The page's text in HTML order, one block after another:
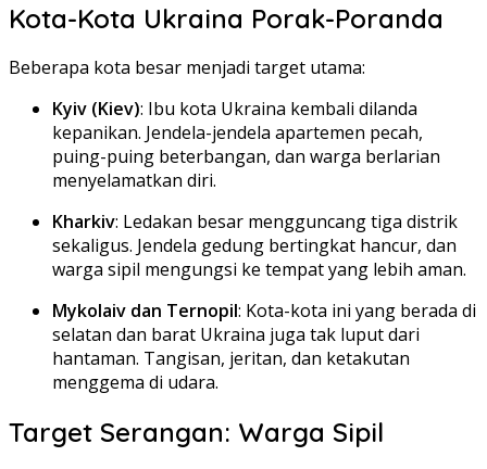
Kota-Kota Ukraina Porak-Poranda
Beberapa kota besar menjadi target utama:
Kyiv (Kiev): Ibu kota Ukraina kembali dilanda
kepanikan. Jendela-jendela apartemen pecah,
puing-puing beterbangan, dan warga berlarian
menyelamatkan diri.
Kharkiv: Ledakan besar mengguncang tiga distrik
sekaligus. Jendela gedung bertingkat hancur, dan
warga sipil mengungsi ke tempat yang lebih aman.
Mykolaiv dan Ternopil: Kota-kota ini yang berada di
selatan dan barat Ukraina juga tak luput dari
hantaman. Tangisan, jeritan, dan ketakutan
menggema di udara.
Target Serangan: Warga Sipil